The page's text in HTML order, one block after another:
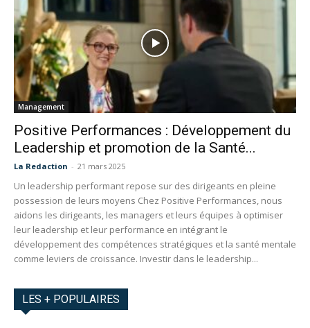
Management
Positive Performances : Développement du
Leadership et promotion de la Santé...
La Redaction - 21 mars 2025
Un leadership performant repose sur des dirigeants en pleine
possession de leurs moyens Chez Positive Performances, nous
aidons les dirigeants, les managers et leurs équipes à optimiser
leur leadership et leur performance en intégrant le
développement des compétences stratégiques et la santé mentale
comme leviers de croissance. Investir dans le leadership...
LES + POPULAIRES